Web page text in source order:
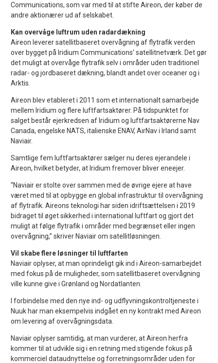
Communications, som var med til at stifte Aireon, der køber de
andre aktionærer ud af selskabet.
Kan overvåge luftrum uden radardækning
Aireon leverer satellitbaseret overvågning af flytrafik verden
over bygget på Iridium Communications’ satellitnetværk. Det gør
det muligt at overvåge flytrafik selv i områder uden traditionel
radar- og jordbaseret dækning, blandt andet over oceaner og i
Arktis.
Aireon blev etableret i 2011 som et internationalt samarbejde
mellem Iridium og flere luftfartsaktører. På tidspunktet for
salget består ejerkredsen af Iridium og luftfartsaktørerne Nav
Canada, engelske NATS, italienske ENAV, AirNav i Irland samt
Naviair.
Samtlige fem luftfartsaktører sælger nu deres ejerandele i
Aireon, hvilket betyder, at Iridium fremover bliver eneejer.
“Naviair er stolte over sammen med de øvrige ejere at have
været med til at opbygge en global infrastruktur til overvågning
af flytrafik. Aireons teknologi har siden idriftsættelsen i 2019
bidraget til øget sikkerhed i international luftfart og gjort det
muligt at følge flytrafik i områder med begrænset eller ingen
overvågning,” skriver Naviair om satellitløsningen.
Vil skabe flere løsninger til luftfarten
Naviair oplyser, at man oprindeligt gik ind i Aireon-samarbejdet
med fokus på de muligheder, som satellitbaseret overvågning
ville kunne give i Grønland og Nordatlanten.
I forbindelse med den nye ind- og udflyvningskontroltjeneste i
Nuuk har man eksempelvis indgået en ny kontrakt med Aireon
om levering af overvågningsdata.
Naviair oplyser samtidig, at man vurderer, at Aireon herfra
kommer til at udvikle sig i en retning med stigende fokus på
kommerciel dataudnyttelse og forretningsområder uden for